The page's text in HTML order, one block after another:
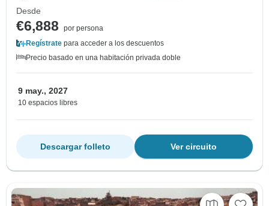
Desde
€6,888
por persona
Regístrate para acceder a los descuentos
Precio basado en una habitación privada doble
9 may., 2027
10 espacios libres
Ver circuito
Descargar folleto